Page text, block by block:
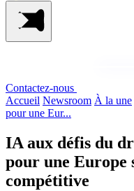
Contactez-nous
Accueil Newsroom À la une
pour une Eur...
IA aux défis du
pour une Europe
compétitive